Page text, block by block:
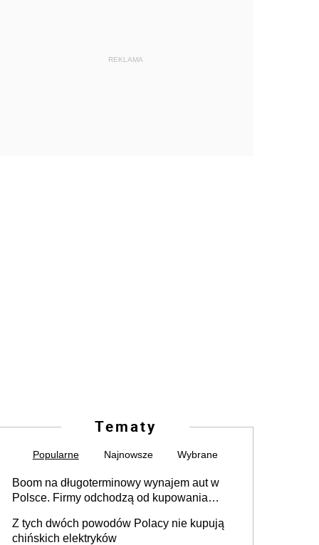
REKLAMA
Tematy
Popularne Najnowsze Wybrane
Boom na długoterminowy wynajem aut w
Polsce. Firmy odchodzą od kupowania
Z tych dwóch powodów Polacy nie kupują
chińskich elektryków